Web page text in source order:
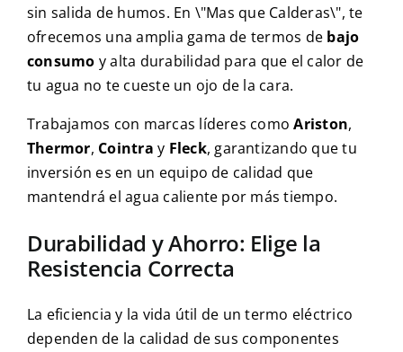
sin salida de humos. En \"Mas que Calderas\", te
ofrecemos una amplia gama de termos de bajo
consumo y alta durabilidad para que el calor de
tu agua no te cueste un ojo de la cara.
Trabajamos con marcas líderes comoAriston,
Thermor, Cointra y Fleck, garantizando que tu
inversión es en un equipo de calidad que
mantendrá el agua caliente por más tiempo.
Durabilidad y Ahorro: Elige la
Resistencia Correcta
La eficiencia y la vida útil de un termo eléctrico
dependen de la calidad de sus componentes